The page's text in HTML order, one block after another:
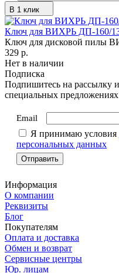
В 1 клик
Ключ для ВИХРЬ ДП-160/
Ключ для дисковой пилы
329 p.
Нет в наличии
Подписка
Подпишитесь на рассылку
специальных
Email
Я принимаю условия
персональных данных
Информация
О компании
Реквизиты
Блог
Покупателям
Оплата и доставка
Обмен и возврат
Сервисные центры
Юр. лицам